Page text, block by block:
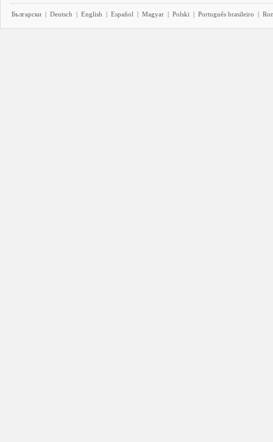
Български | Deutsch | English | Español | Magyar | Polski | Português brasileiro |